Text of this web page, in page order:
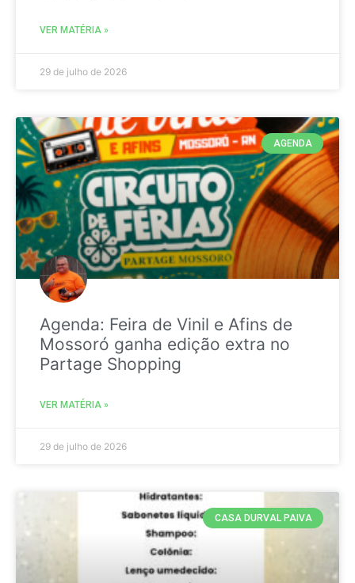
VER MATÉRIA »
29 de julho de 2026
AGENDA
Agenda: Feira de Vinil e Afins de
Mossoró ganha edição extra no
Partage Shopping
VER MATÉRIA »
29 de julho de 2026
CASA DURVAL PAIVA